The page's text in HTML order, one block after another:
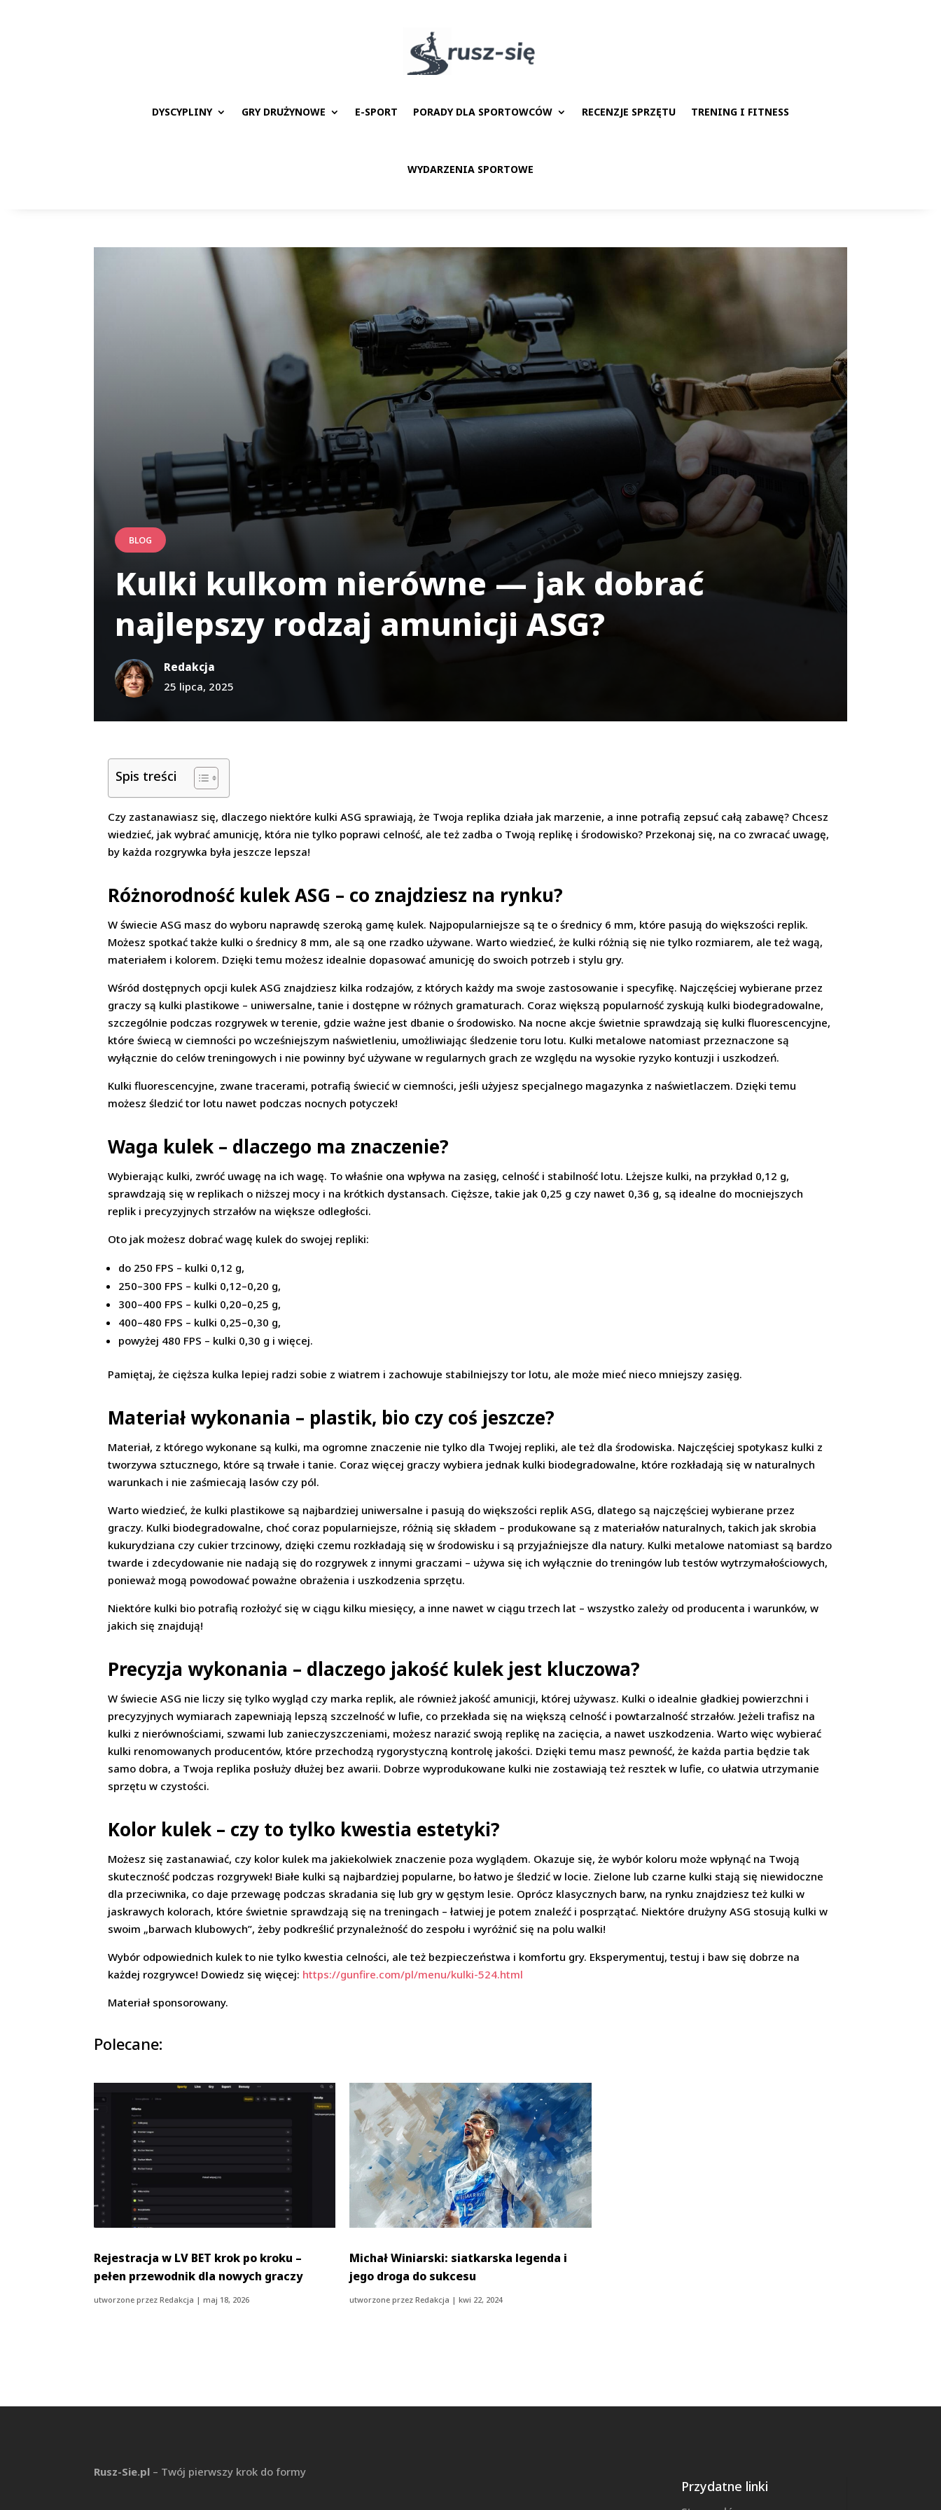
DYSCYPLINY GRY DRUŻYNOWE E-SPORT PORADY DLA SPORTOWCÓW RECENZJE SPRZĘTU TRENING I FITNESS
WYDARZENIA SPORTOWE
BLOG
Kulki kulkom nierówne — jak dobrać
najlepszy rodzaj amunicji ASG?
Redakcja
25 lipca, 2025
Spis treści
Czy zastanawiasz się, dlaczego niektóre kulki ASG sprawiają, że Twoja replika działa jak marzenie, a inne potrafią zepsuć całą zabawę? Chcesz
wiedzieć, jak wybrać amunicję, która nie tylko poprawi celność, ale też zadba o Twoją replikę i środowisko? Przekonaj się, na co zwracać uwagę,
by każda rozgrywka była jeszcze lepsza!
Różnorodność kulek ASG – co znajdziesz na rynku?
W świecie ASG masz do wyboru naprawdę szeroką gamę kulek. Najpopularniejsze są te o średnicy 6 mm, które pasują do większości replik.
Możesz spotkać także kulki o średnicy 8 mm, ale są one rzadko używane. Warto wiedzieć, że kulki różnią się nie tylko rozmiarem, ale też wagą,
materiałem i kolorem. Dzięki temu możesz idealnie dopasować amunicję do swoich potrzeb i stylu gry.
Wśród dostępnych opcji kulek ASG znajdziesz kilka rodzajów, z których każdy ma swoje zastosowanie i specyfikę. Najczęściej wybierane przez
graczy są kulki plastikowe – uniwersalne, tanie i dostępne w różnych gramaturach. Coraz większą popularność zyskują kulki biodegradowalne,
szczególnie podczas rozgrywek w terenie, gdzie ważne jest dbanie o środowisko. Na nocne akcje świetnie sprawdzają się kulki fluorescencyjne,
które świecą w ciemności po wcześniejszym naświetleniu, umożliwiając śledzenie toru lotu. Kulki metalowe natomiast przeznaczone są
wyłącznie do celów treningowych i nie powinny być używane w regularnych grach ze względu na wysokie ryzyko kontuzji i uszkodzeń.
Kulki fluorescencyjne, zwane tracerami, potrafią świecić w ciemności, jeśli użyjesz specjalnego magazynka z naświetlaczem. Dzięki temu
możesz śledzić tor lotu nawet podczas nocnych potyczek!
Waga kulek – dlaczego ma znaczenie?
Wybierając kulki, zwróć uwagę na ich wagę. To właśnie ona wpływa na zasięg, celność i stabilność lotu. Lżejsze kulki, na przykład 0,12 g,
sprawdzają się w replikach o niższej mocy i na krótkich dystansach. Cięższe, takie jak 0,25 g czy nawet 0,36 g, są idealne do mocniejszych
replik i precyzyjnych strzałów na większe odległości.
Oto jak możesz dobrać wagę kulek do swojej repliki:
do 250 FPS – kulki 0,12 g,
250–300 FPS – kulki 0,12–0,20 g,
300–400 FPS – kulki 0,20–0,25 g,
400–480 FPS – kulki 0,25–0,30 g,
powyżej 480 FPS – kulki 0,30 g i więcej.
Pamiętaj, że cięższa kulka lepiej radzi sobie z wiatrem i zachowuje stabilniejszy tor lotu, ale może mieć nieco mniejszy zasięg.
Materiał wykonania – plastik, bio czy coś jeszcze?
Materiał, z którego wykonane są kulki, ma ogromne znaczenie nie tylko dla Twojej repliki, ale też dla środowiska. Najczęściej spotykasz kulki z
tworzywa sztucznego, które są trwałe i tanie. Coraz więcej graczy wybiera jednak kulki biodegradowalne, które rozkładają się w naturalnych
warunkach i nie zaśmiecają lasów czy pól.
Warto wiedzieć, że kulki plastikowe są najbardziej uniwersalne i pasują do większości replik ASG, dlatego są najczęściej wybierane przez
graczy. Kulki biodegradowalne, choć coraz popularniejsze, różnią się składem – produkowane są z materiałów naturalnych, takich jak skrobia
kukurydziana czy cukier trzcinowy, dzięki czemu rozkładają się w środowisku i są przyjaźniejsze dla natury. Kulki metalowe natomiast są bardzo
twarde i zdecydowanie nie nadają się do rozgrywek z innymi graczami – używa się ich wyłącznie do treningów lub testów wytrzymałościowych,
ponieważ mogą powodować poważne obrażenia i uszkodzenia sprzętu.
Niektóre kulki bio potrafią rozłożyć się w ciągu kilku miesięcy, a inne nawet w ciągu trzech lat – wszystko zależy od producenta i warunków, w
jakich się znajdują!
Precyzja wykonania – dlaczego jakość kulek jest kluczowa?
W świecie ASG nie liczy się tylko wygląd czy marka replik, ale również jakość amunicji, której używasz. Kulki o idealnie gładkiej powierzchni i
precyzyjnych wymiarach zapewniają lepszą szczelność w lufie, co przekłada się na większą celność i powtarzalność strzałów. Jeżeli trafisz na
kulki z nierównościami, szwami lub zanieczyszczeniami, możesz narazić swoją replikę na zacięcia, a nawet uszkodzenia. Warto więc wybierać
kulki renomowanych producentów, które przechodzą rygorystyczną kontrolę jakości. Dzięki temu masz pewność, że każda partia będzie tak
samo dobra, a Twoja replika posłuży dłużej bez awarii. Dobrze wyprodukowane kulki nie zostawiają też resztek w lufie, co ułatwia utrzymanie
sprzętu w czystości.
Kolor kulek – czy to tylko kwestia estetyki?
Możesz się zastanawiać, czy kolor kulek ma jakiekolwiek znaczenie poza wyglądem. Okazuje się, że wybór koloru może wpłynąć na Twoją
skuteczność podczas rozgrywek! Białe kulki są najbardziej popularne, bo łatwo je śledzić w locie. Zielone lub czarne kulki stają się niewidoczne
dla przeciwnika, co daje przewagę podczas skradania się lub gry w gęstym lesie. Oprócz klasycznych barw, na rynku znajdziesz też kulki w
jaskrawych kolorach, które świetnie sprawdzają się na treningach – łatwiej je potem znaleźć i posprzątać. Niektóre drużyny ASG stosują kulki w
swoim „barwach klubowych”, żeby podkreślić przynależność do zespołu i wyróżnić się na polu walki!
Wybór odpowiednich kulek to nie tylko kwestia celności, ale też bezpieczeństwa i komfortu gry. Eksperymentuj, testuj i baw się dobrze na
każdej rozgrywce! Dowiedz się więcej: https://gunfire.com/pl/menu/kulki-524.html
Materiał sponsorowany.
Polecane:
Rejestracja w LV BET krok po kroku –
pełen przewodnik dla nowych graczy
utworzone przezRedakcja |maj 18, 2026
Michał Winiarski: siatkarska legenda i
jego droga do sukcesu
utworzone przezRedakcja |kwi 22, 2024
Rusz-Sie.pl – Twój pierwszy krok do formy
Przydatne linki